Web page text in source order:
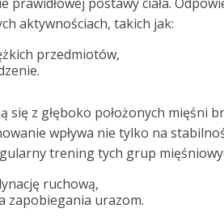
aktywnościach, takich jak:
przedmiotów,
się z głęboko położonych mięśni
wpływa nie tylko na
trening tych grup
ruchową,
zapobiegania urazom.